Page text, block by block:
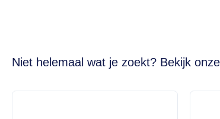
Niet helemaal wat je zoekt? Bekijk